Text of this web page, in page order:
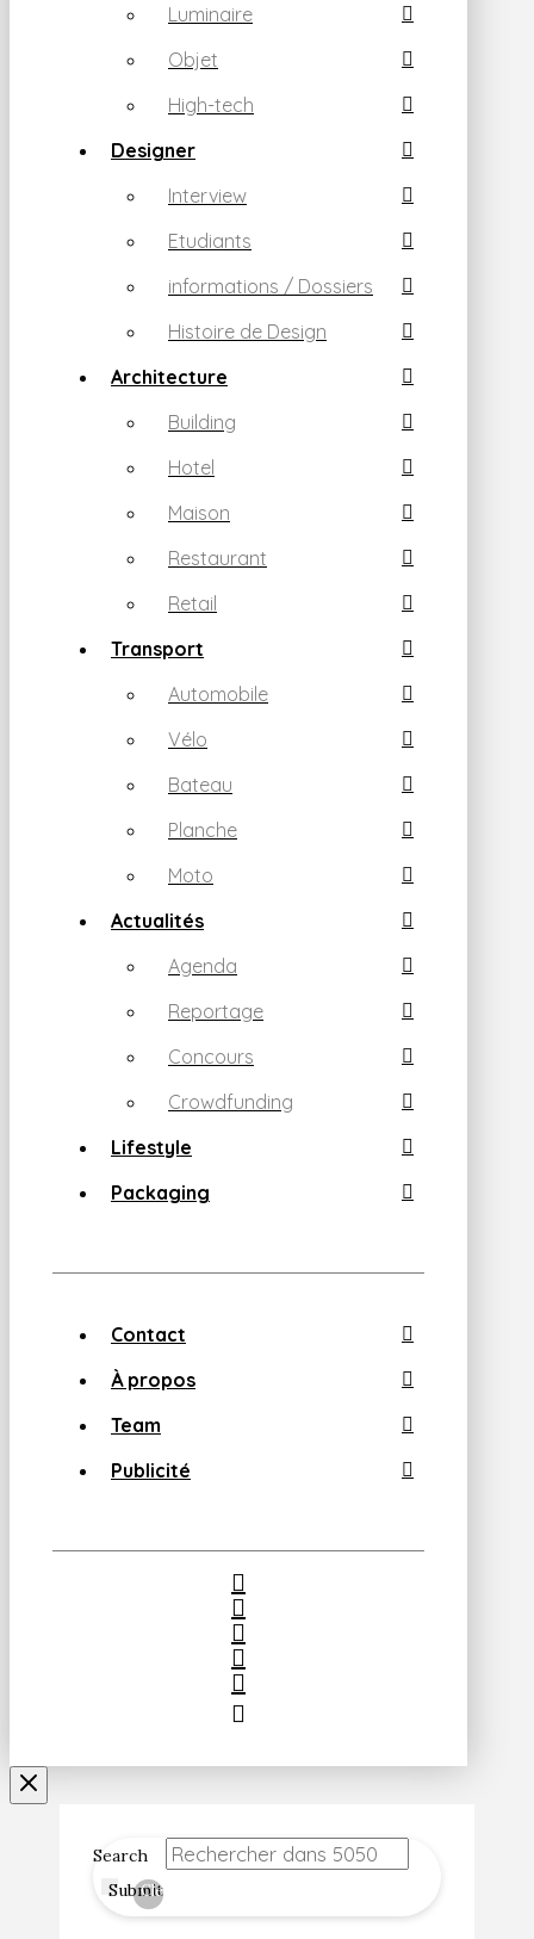
Luminaire
Objet
High-tech
Designer
Interview
Etudiants
informations / Dossiers
Histoire de Design
Architecture
Building
Hotel
Maison
Restaurant
Retail
Transport
Automobile
Vélo
Bateau
Planche
Moto
Actualités
Agenda
Reportage
Concours
Crowdfunding
Lifestyle
Packaging
Contact
À propos
Team
Publicité
Search
Submit
Clear